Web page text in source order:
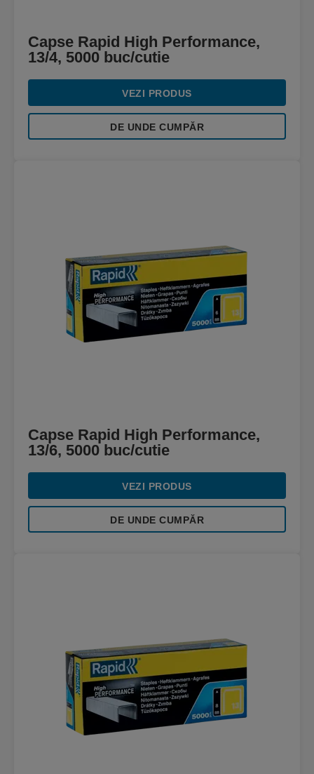
Capse Rapid High Performance,
13/4, 5000 buc/cutie
VEZI PRODUS
DE UNDE CUMPĂR
Capse Rapid High Performance,
13/6, 5000 buc/cutie
VEZI PRODUS
DE UNDE CUMPĂR